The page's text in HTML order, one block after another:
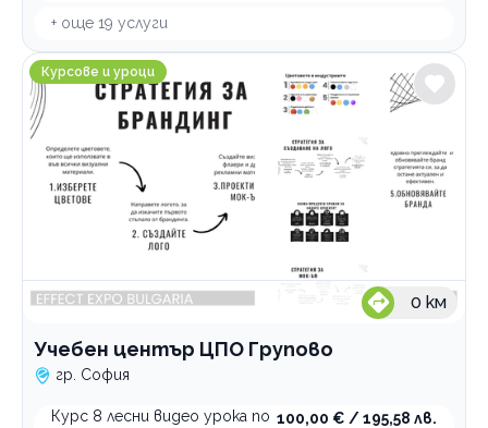
+ още 19 услуги
Учебен център ЦПО Групово
Курсове и уроци
0 км
Учебен център ЦПО Групово
гр. София
Курс 8 лесни видео урока по 100,00 € / 195,58 лв.